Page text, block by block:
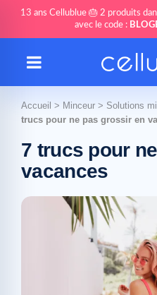
13 ans Cellublue 🎂 2 produits
avec le code :
Accueil > Minceur > Solutions
trucs pour ne pas grossir en
7 trucs pour
vacances